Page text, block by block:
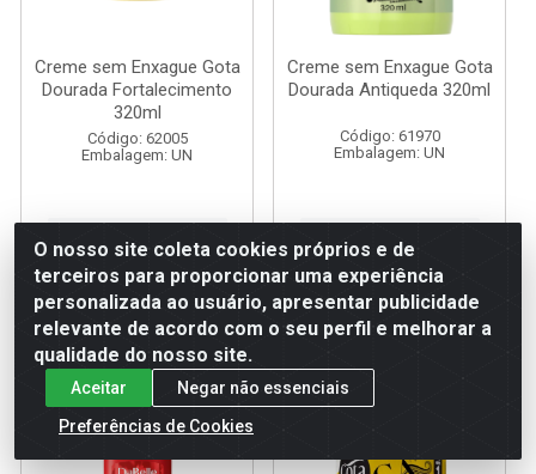
Creme sem Enxague Gota
Dourada Fortalecimento
320ml
Código: 62005
Embalagem: UN
cadastre-se para
ver preços e
comprar
Creme sem Enxague Gota
Dourada Antiqueda 320ml
Código: 61970
Embalagem: UN
cadastre-se para
ver preços e
comprar
O nosso site coleta cookies próprios e de
terceiros para proporcionar uma experiência
personalizada ao usuário, apresentar publicidade
relevante de acordo com o seu perfil e melhorar a
qualidade do nosso site.
Aceitar
Negar não essenciais
Preferências de Cookies